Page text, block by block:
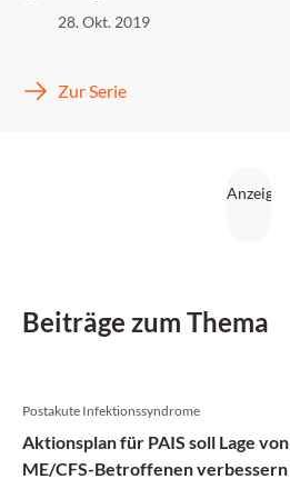
28. Okt. 2019
Zur Serie
Beiträge zum Thema
Postakute Infektionssyndrome
Aktionsplan für PAIS soll Lage von
ME/CFS-Betroffenen verbessern